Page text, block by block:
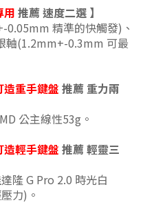
用 推薦 速度二選 】
精準的快觸發)、
軸(1.2mm+-0.3mm 可最
重手鍵盤 推薦 重力兩
公主線性53g 。
造輕手鍵盤 推薦 輕靈三
隆 G Pro 2.0 時光白
力) 。